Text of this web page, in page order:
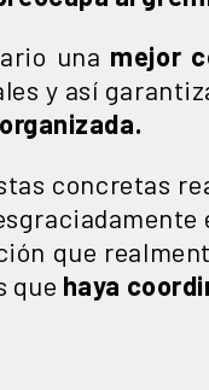
una mejor
y así
concretas
que
que haya